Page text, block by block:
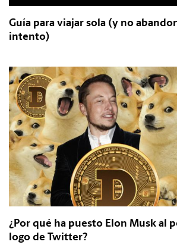
Guía para viajar sola (y no
intento)
¿Por qué ha puesto Elon Musk al
logo de Twitter?